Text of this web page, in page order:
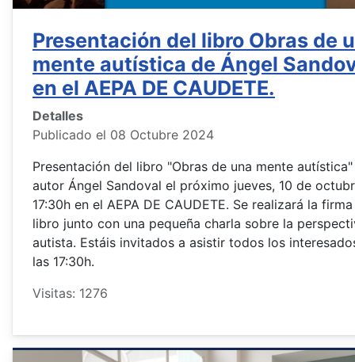
Presentación del libro Obras de
mente autística de Ángel
en el AEPA DE CAUDETE.
Detalles
Publicado el 08 Octubre 2024
Presentación del libro "Obras de una mente
autor Ángel Sandoval el próximo jueves, 10 de
17:30h en el AEPA DE CAUDETE. Se realizará la
libro junto con una pequeña charla sobre la
autista. Estáis invitados a asistir todos los
las 17:30h.
Visitas: 1276